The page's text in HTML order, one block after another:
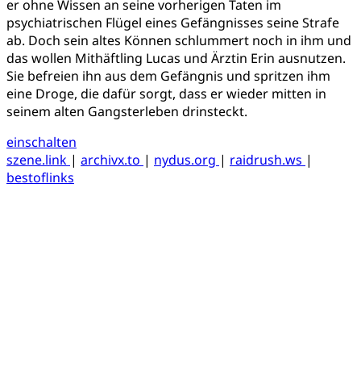
er ohne Wissen an seine vorherigen Taten im
psychiatrischen Flügel eines Gefängnisses seine Strafe
ab. Doch sein altes Können schlummert noch in ihm und
das wollen Mithäftling Lucas und Ärztin Erin ausnutzen.
Sie befreien ihn aus dem Gefängnis und spritzen ihm
eine Droge, die dafür sorgt, dass er wieder mitten in
seinem alten Gangsterleben drinsteckt.
einschalten
szene.link | archivx.to | nydus.org | raidrush.ws |
bestoflinks